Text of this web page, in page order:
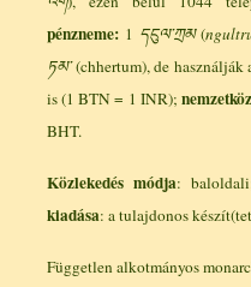
pénzneme: 1 དངུལ་ཀྲམ(
ཏམ༌(chhertum), de használják
is (1 BTN = 1 INR);
BHT.
Közlekedés módja:
kiadása: a tulajdonos
Független alkotmányos